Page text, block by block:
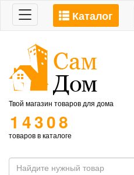
Toggle
navigation
Каталог
Твой магазин товаров для дома
14308
товаров в каталоге